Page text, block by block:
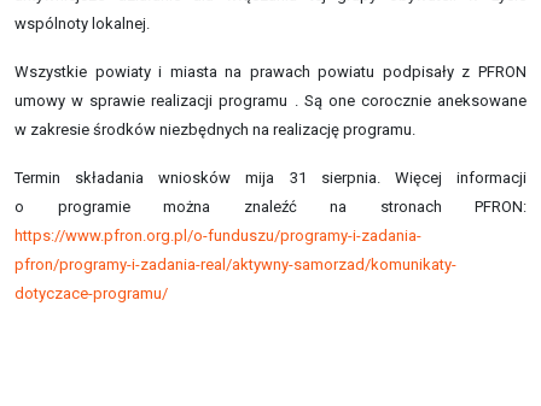
wspólnoty lokalnej.
Wszystkie powiaty i miasta na prawach powiatu podpisały z PFRON
umowy w sprawie realizacji programu . Są one corocznie aneksowane
w zakresie środków niezbędnych na realizację programu.
Termin składania wniosków mija 31 sierpnia. Więcej informacji
o programie można znaleźć na stronach PFRON:
https://www.pfron.org.pl/o-funduszu/programy-i-zadania-
pfron/programy-i-zadania-real/aktywny-samorzad/komunikaty-
dotyczace-programu/